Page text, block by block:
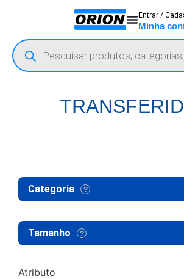
Entrar /
Minha
Categoria
Tamanho
Atributo